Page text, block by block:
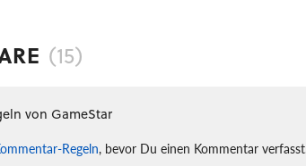
(15)
von GameStar
Regeln, bevor Du einen Kommentar